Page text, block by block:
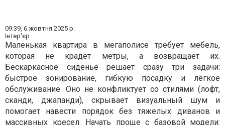
09:39, 6 жовтня 2025 р.
Інтер'єр
Маленькая квартира в мегаполисе требует мебель,
которая не крадёт метры, а возвращает их.
Бескаркасное сиденье решает сразу три задачи:
быстрое зонирование, гибкую посадку и лёгкое
обслуживание. Оно не конфликтует со стилями (лофт,
сканди, джапанди), скрывает визуальный шум и
помогает навести порядок без тяжёлых диванов и
массивных кресел. Начать проще с базовой модели: